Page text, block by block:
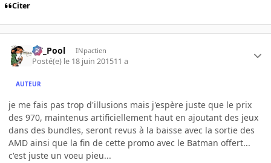
Citer
DT_Pool INpactien
Posté(e) le 18 juin 201511 a
AUTEUR
je me fais pas trop d'illusions mais j'espère juste que le prix
des 970, maintenus artificiellement haut en ajoutant des jeux
dans des bundles, seront revus à la baisse avec la sortie des
AMD ainsi que la fin de cette promo avec le Batman offert...
c'est juste un voeu pieu...